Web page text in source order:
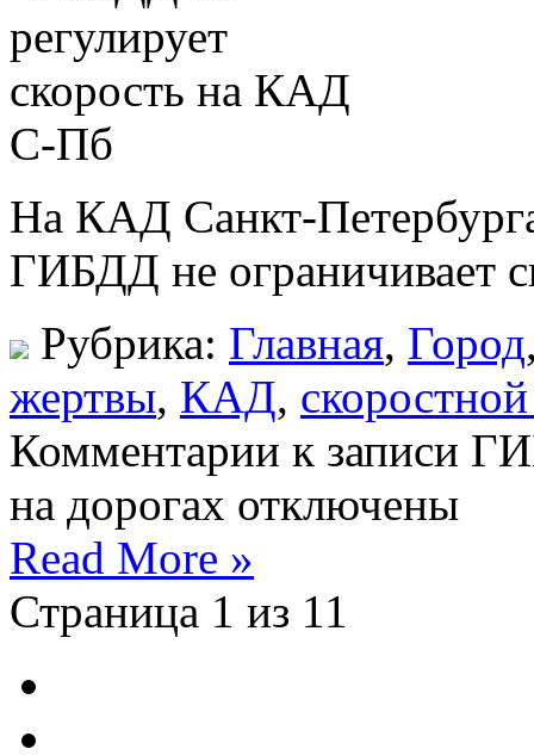
На КАД Санкт-
ГИБДД не
Рубрика: Главная, Город
жертвы, КАД,
Комментарии к записи
на дорогах отключены
Read More »
Страница 1 из 11